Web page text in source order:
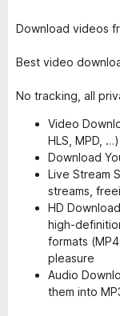
Download videos
Best video
No tracking, all
Video
HLS, MPD, …)
Download
Live Stream
streams,
HD
high-
formats
pleasure
Audio
them into